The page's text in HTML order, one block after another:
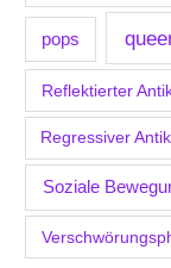
pops
Reflektierter
Regressiver
Soziale